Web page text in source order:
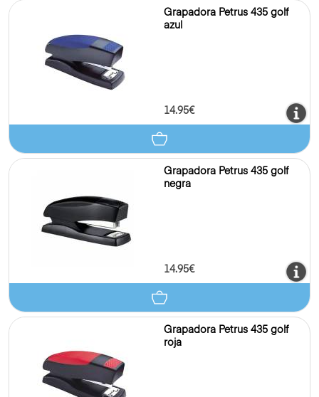
Grapadora Petrus 435 golf
azul
14.95€
Grapadora Petrus 435 golf
negra
14.95€
Grapadora Petrus 435 golf
roja